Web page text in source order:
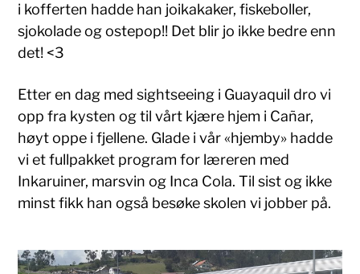
i kofferten hadde han joikakaker, fiskeboller,
sjokolade og ostepop!! Det blir jo ikke bedre enn
det! <3
Etter en dag med sightseeing i Guayaquil dro vi
opp fra kysten og til vårt kjære hjem i Cañar,
høyt oppe i fjellene. Glade i vår «hjemby» hadde
vi et fullpakket program for læreren med
Inkaruiner, marsvin og Inca Cola. Til sist og ikke
minst fikk han også besøke skolen vi jobber på.